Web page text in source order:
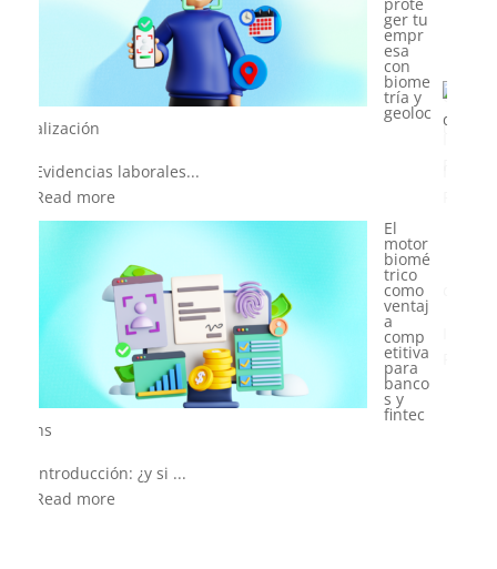
una empresa IDaaS sin morir en el intento?
Introducción: identi...
Read more
El
nuevo
de RRHH en la era de la asistencia biométrica